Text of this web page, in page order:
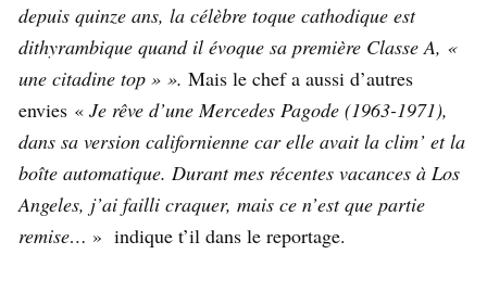
depuis quinze ans, la célèbre toque cathodique est
dithyrambique quand il évoque sa première Classe A, «
une citadine top » ». Mais le chef a aussi d’autres
envies « Je rêve d’une Mercedes Pagode (1963-1971),
dans sa version californienne car elle avait la clim’ et la
boîte automatique. Durant mes récentes vacances à Los
Angeles, j’ai failli craquer, mais ce n’est que partie
remise… » indique t’il dans le reportage.